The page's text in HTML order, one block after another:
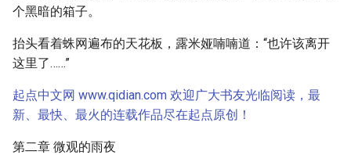
个黑暗的箱子。
抬头看着蛛网遍布的天花板，露米娅喃喃道：“也许该离开
这里了……”
起点中文网 www.qidian.com 欢迎广大书友光临阅读，最
新、最快、最火的连载作品尽在起点原创！
第二章 微观的雨夜